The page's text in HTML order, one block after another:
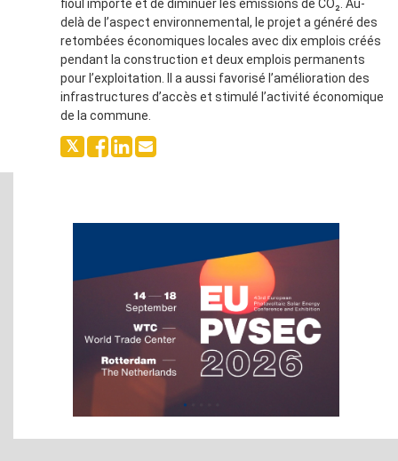
fioul importé et de diminuer les émissions de CO₂. Au-
delà de l’aspect environnemental, le projet a généré des
retombées économiques locales avec dix emplois créés
pendant la construction et deux emplois permanents
pour l’exploitation. Il a aussi favorisé l’amélioration des
infrastructures d’accès et stimulé l’activité économique
de la commune.